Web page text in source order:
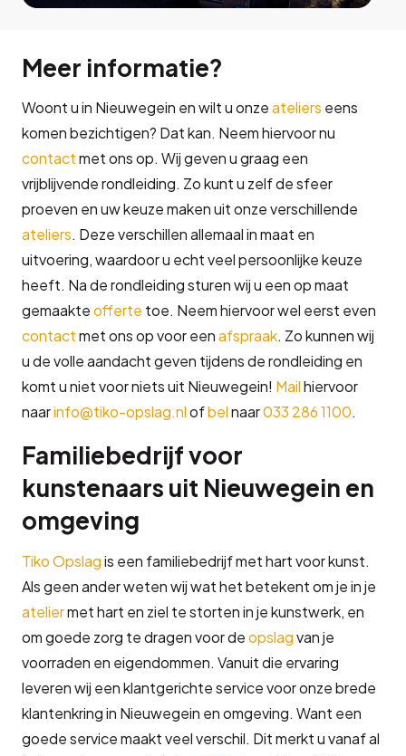
Meer informatie?
Woont u in Nieuwegein en wilt u onzeateliers eens
komen bezichtigen? Dat kan. Neem hiervoor nu
contactmet ons op. Wij geven u graag een
vrijblijvende rondleiding. Zo kunt u zelf de sfeer
proeven en uw keuze maken uit onze verschillende
ateliers. Deze verschillen allemaal in maat en
uitvoering, waardoor u echt veel persoonlijke keuze
heeft. Na de rondleiding sturen wij u een op maat
gemaakteofferte toe. Neem hiervoor wel eerst even
contactmet ons op voor eenafspraak. Zo kunnen wij
u de volle aandacht geven tijdens de rondleiding en
komt u niet voor niets uit Nieuwegein! Mailhiervoor
naarinfo@tiko-opslag.nlofbelnaar033 286 1100.
Familiebedrijf voor
kunstenaars uit Nieuwegein en
omgeving
Tiko Opslagis een familiebedrijf met hart voor kunst.
Als geen ander weten wij wat het betekent om je in je
ateliermet hart en ziel te storten in je kunstwerk, en
om goede zorg te dragen voor deopslagvan je
voorraden en eigendommen. Vanuit die ervaring
leveren wij een klantgerichte service voor onze brede
klantenkring in Nieuwegein en omgeving. Want een
goede service maakt veel verschil. Dit merkt u vanaf al